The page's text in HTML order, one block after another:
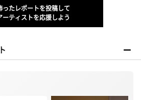
ったレポートを投稿して
ーティストを応援しよう